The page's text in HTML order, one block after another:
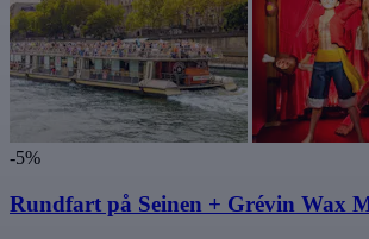
-5%
Rundfart på Seinen + Grévin Wax